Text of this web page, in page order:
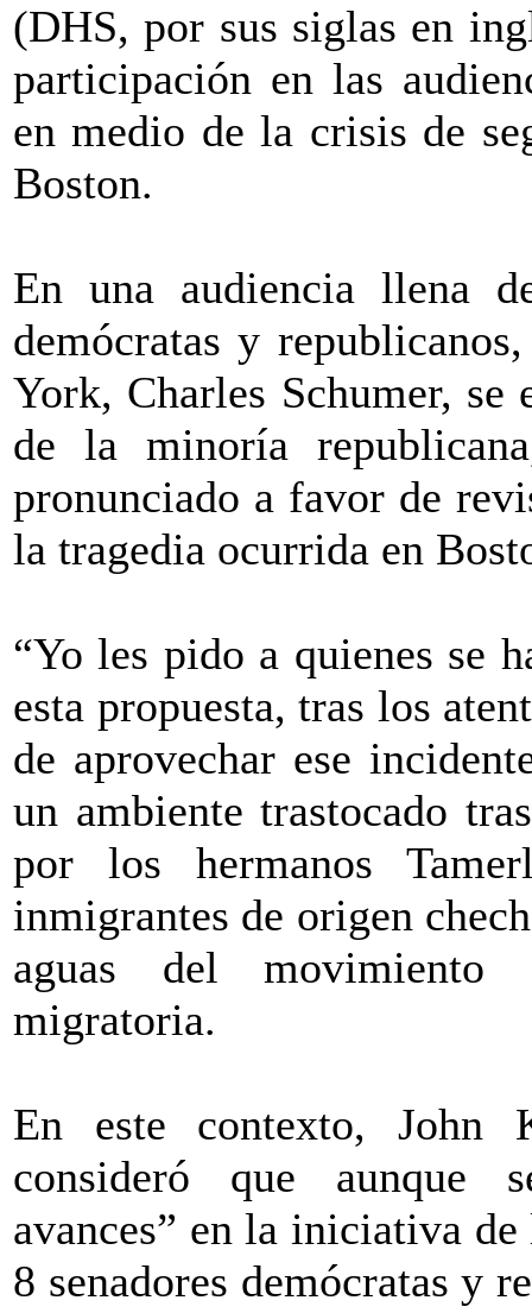
(DHS, por sus siglas en
participación en las
en medio de la crisis de
Boston.
En una audiencia llena
demócratas y
York, Charles Schumer,
de la minoría
pronunciado a favor de
la tragedia ocurrida en
“Yo les pido a quienes se
esta propuesta, tras los
de aprovechar ese
un ambiente trastocado
por los hermanos
inmigrantes de origen
aguas del movimiento
migratoria.
En este contexto, John
consideró que aunque
avances” en la iniciativa
8 senadores demócratas y